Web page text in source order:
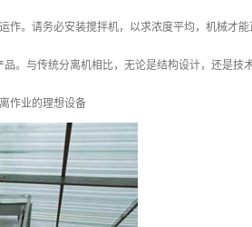
。请务必安装搅拌机，以求浓度平均，机械才能
。与传统分离机相比，无论是结构设计，还是技
作业的理想设备